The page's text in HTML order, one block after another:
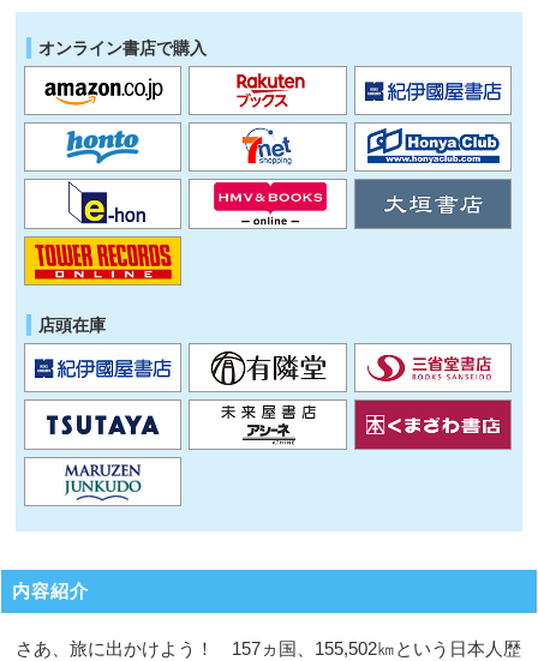
オンライン書店で購入
店頭在庫
内容紹介
さあ、旅に出かけよう！ 157ヵ国、155,502㎞という日本人歴